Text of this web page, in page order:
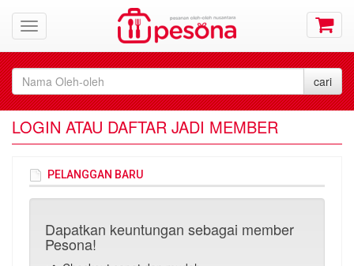
LOGIN ATAU DAFTAR JADI MEMBER
PELANGGAN BARU
Dapatkan keuntungan sebagai member
Pesona!